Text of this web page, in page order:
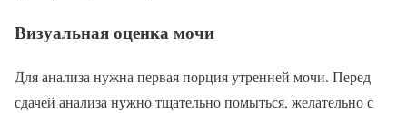
Визуальная оценка мочи
Для анализа нужна первая порция утренней мочи. Перед
сдачей анализа нужно тщательно помыться, желательно с